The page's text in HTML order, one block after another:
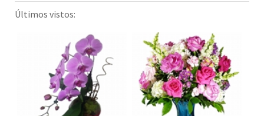
Últimos vistos: